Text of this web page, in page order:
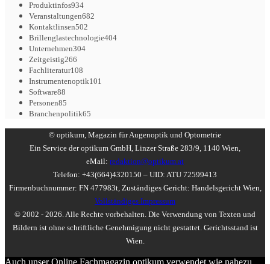
Produktinfos934
Veranstaltungen682
Kontaktlinsen502
Brillenglastechnologie404
Unternehmen304
Zeitgeistig266
Fachliteratur108
Instrumentenoptik101
Software88
Personen85
Branchenpolitik65
© optikum, Magazin für Augenoptik und Optometrie
Ein Service der optikum GmbH, Linzer Straße 283/9, 1140 Wien,
eMail: redaktion@optikum.at
Telefon: +43(664)4320150 – UID: ATU 72599413
Firmenbuchnummer: FN 477983t, Zuständiges Gericht: Handelsgericht Wien,
Vollständiges Impressum
© 2002 - 2026. Alle Rechte vorbehalten. Die Verwendung von Texten und
Bildern ist ohne schriftliche Genehmigung nicht gestattet. Gerichtsstand ist
Wien.
Auch unser Online Fachmagazin optikum verwendet wie nahezu